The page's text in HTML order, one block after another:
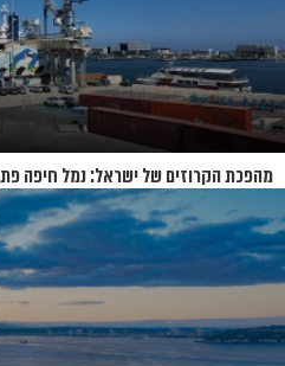
מיליון שקל